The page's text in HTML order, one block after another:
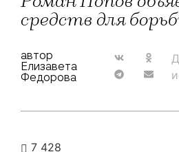
средств для
автор
Елизавета
Федорова
7 428